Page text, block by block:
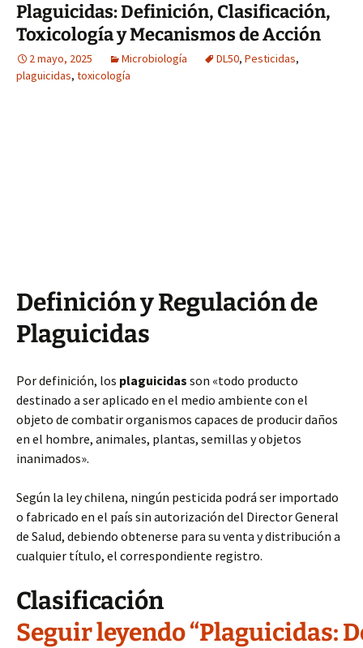
Plaguicidas: Definición, Clasificación,
Toxicología y Mecanismos de Acción
2 mayo, 2025 Microbiología DL50, Pesticidas,
plaguicidas, toxicología
Definición y Regulación de
Plaguicidas
Por definición, los plaguicidas son «todo producto
destinado a ser aplicado en el medio ambiente con el
objeto de combatir organismos capaces de producir daños
en el hombre, animales, plantas, semillas y objetos
inanimados».
Según la ley chilena, ningún pesticida podrá ser importado
o fabricado en el país sin autorización del Director General
de Salud, debiendo obtenerse para su venta y distribución a
cualquier título, el correspondiente registro.
Clasificación
Seguir leyendo “Plaguicidas: